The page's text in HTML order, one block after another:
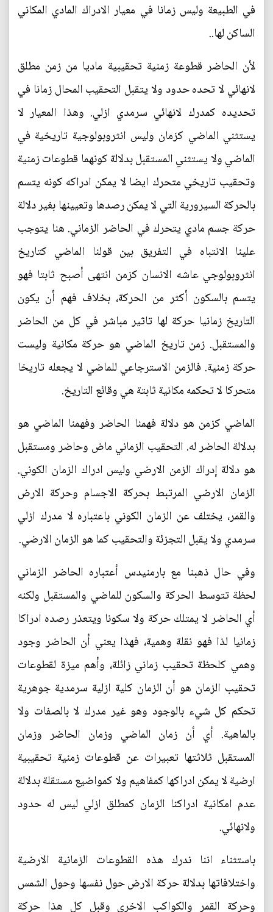
في الطبيعة وليس زمانا في معيار الادراك المادي المكاني
الساكن لها..
لأن الحاضر قطوعة زمنية تحقيبية ماديا من زمن مطلق
لانهائي لا تحده حدود ولا يتقبل التحقيب المحال زمانا في
تحديده كمدرك لانهائي سرمدي ازلي. وهذا المعيار لا
يستثني الماضي كزمان وليس انثروبولوجية تاريخية في
الماضي ولا يستثني المستقبل بدلالة كونهما قطوعات زمنية
وتحقيب تاريخي متحرك ايضا لا يمكن ادراكه كونه يتسم
بالحركة السيرورية التي لا يمكن رصدها وتعيينها بغير دلالة
حركة جسم مادي يتحرك في الحاضر الزماني. هنا يتوجب
علينا الانتباه في التفريق بين قولنا الماضي كتاريخ
انثروبولوجي عاشه الانسان كزمن انتهى أصبح ثابتا فهو
يتسم بالسكون أكثر من الحركة، بخلاف فهم أن يكون
التاريخ زمانيا حركة لها تاثير مباشر في كل من الحاضر
والمستقبل. زمن تاريخ الماضي هو حركة مكانية وليست
حركة زمنية. فالزمن الاسترجاعي للماضي لا يجعله تاريخا
متحركا لا تحكمه مكانية ثابتة هي وقائع التاريخ.
الماضي كزمن هو دلالة فهمنا الحاضر وفهمنا الماضي هو
بدلالة الحاضر له. التحقيب الزماني ماض وحاضر ومستقبل
هو دلالة إدراك الزمن الارضي وليس ادراك الزمان الكوني.
الزمان الارضي المرتبط بحركة الاجسام وحركة الارض
والقمر، يختلف عن الزمان الكوني باعتباره لا مدرك ازلي
سرمدي ولا يقبل التجزئة والتحقيب كما هو الزمان الارضي.
وفي حال ذهبنا مع بارمنيدس أعتباره الحاضر الزماني
لحظة تتوسط الحركة والسكون للماضي والمستقبل ولكنه
أي الحاضر لا يمتلك حركة ولا سكونا ويتعذر رصده ادراكا
زمانيا لذا فهو نقلة وهمية، فهذا يعني أن الحاضر وجود
وهمي كلحظة تحقيب زماني زائلة، وأهم ميزة لقطوعات
تحقيب الزمان هو أن الزمان كلية ازلية سرمدية جوهرية
تحكم كل شيء بالوجود وهو غير مدرك لا بالصفات ولا
بالماهية. أي أن زمان الماضي وزمان الحاضر وزمان
المستقبل ثلاثتها تعبيرات عن قطوعات زمنية تحقيبية
ارضية لا يمكن ادراكها كمفاهيم ولا كمواضيع مستقلة بدلالة
عدم امكانية ادراكنا الزمان كمطلق ازلي ليس له حدود
ولانهائي.
باستثناء اننا ندرك هذه القطوعات الزمانية الارضية
واختلافاتها بدلالة حركة الارض حول نفسها وحول الشمس
وحركة القمر والكواكب الاخرى وقبل كل هذا حركة